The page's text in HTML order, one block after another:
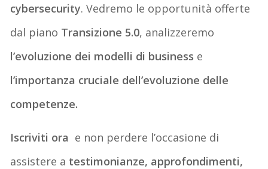
cybersecurity. Vedremo le opportunità offerte
dal piano Transizione 5.0, analizzeremo
l’evoluzione dei modelli di business e
l’importanza cruciale dell’evoluzione delle
competenze.
Iscriviti ora e non perdere l’occasione di
assistere a testimonianze, approfondimenti,